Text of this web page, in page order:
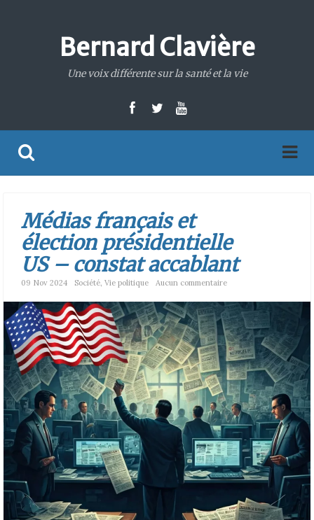
Bernard Clavière
Une voix différente sur la santé et la vie
Médias français et
élection présidentielle
US – constat accablant
09 Nov 2024 Société, Vie politique Aucun commentaire